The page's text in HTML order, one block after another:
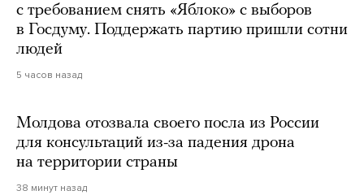
с требованием снять «Яблоко» с выборов
в Госдуму. Поддержать партию пришли сотни
людей
5 часов назад
Молдова отозвала своего посла из России
для консультаций из-за падения дрона
на территории страны
38 минут назад